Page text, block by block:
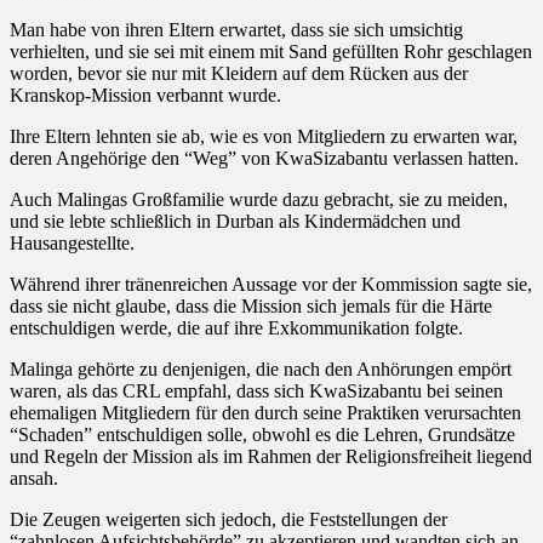
Man habe von ihren Eltern erwartet, dass sie sich umsichtig
verhielten, und sie sei mit einem mit Sand gefüllten Rohr geschlagen
worden, bevor sie nur mit Kleidern auf dem Rücken aus der
Kranskop-Mission verbannt wurde.
Ihre Eltern lehnten sie ab, wie es von Mitgliedern zu erwarten war,
deren Angehörige den “Weg” von KwaSizabantu verlassen hatten.
Auch Malingas Großfamilie wurde dazu gebracht, sie zu meiden,
und sie lebte schließlich in Durban als Kindermädchen und
Hausangestellte.
Während ihrer tränenreichen Aussage vor der Kommission sagte sie,
dass sie nicht glaube, dass die Mission sich jemals für die Härte
entschuldigen werde, die auf ihre Exkommunikation folgte.
Malinga gehörte zu denjenigen, die nach den Anhörungen empört
waren, als das CRL empfahl, dass sich KwaSizabantu bei seinen
ehemaligen Mitgliedern für den durch seine Praktiken verursachten
“Schaden” entschuldigen solle, obwohl es die Lehren, Grundsätze
und Regeln der Mission als im Rahmen der Religionsfreiheit liegend
ansah.
Die Zeugen weigerten sich jedoch, die Feststellungen der